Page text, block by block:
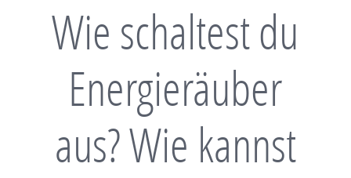
Wie schaltest du
Energieräuber
aus? Wie kannst